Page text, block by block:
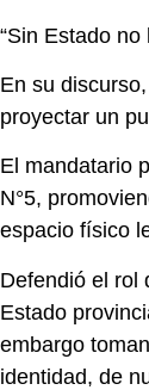
“Sin Estado
En su
proyectar un
El mandatario
N°5,
espacio físico
Defendió el rol
Estado
embargo
identidad, de